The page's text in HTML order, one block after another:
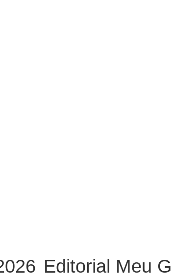
Editorial Meu